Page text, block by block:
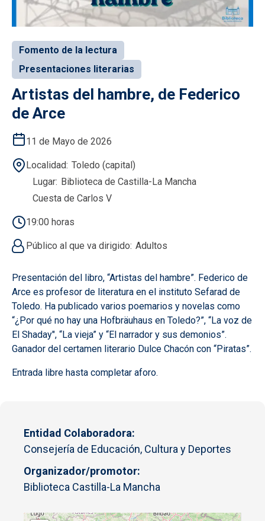
Fomento de la lectura
Presentaciones literarias
Artistas del hambre, de Federico
de Arce
11 de Mayo de 2026
Localidad Toledo (capital)
Lugar Biblioteca de Castilla-La Mancha
Cuesta de Carlos V
19:00 horas
Público al que va dirigido Adultos
Presentación del libro, “Artistas del hambre”. Federico de
Arce es profesor de literatura en el instituto Sefarad de
Toledo. Ha publicado varios poemarios y novelas como
“¿Por qué no hay una Hofbräuhaus en Toledo?”, “La voz de
El Shaday", “La vieja” y “El narrador y sus demonios”.
Ganador del certamen literario Dulce Chacón con “Piratas”.
Entrada libre hasta completar aforo.
Entidad Colaboradora
Consejería de Educación, Cultura y Deportes
Organizador/promotor
Biblioteca Castilla-La Mancha